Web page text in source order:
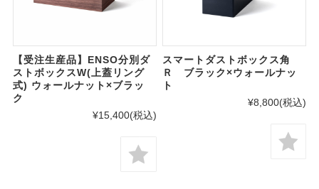
【受注生産品】ENSO分別ダ
ストボックスW(上蓋リング
式) ウォールナット×ブラッ
ク
¥15,400(税込)
スマートダストボックス角
Ｒ ブラック×ウォールナッ
ト
¥8,800(税込)